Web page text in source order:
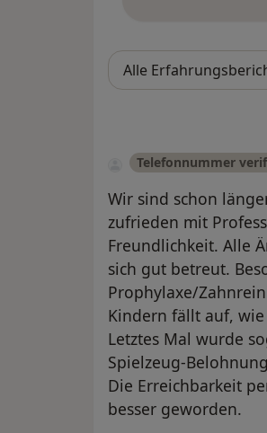
Telefonnummer
Wir sind schon
zufrieden mit
Freundlichkeit. Alle
sich gut betreut.
Prophylaxe/
Kindern fällt auf,
Letztes Mal wurde
Spielzeug-
Die Erreichbarkeit
besser geworden.